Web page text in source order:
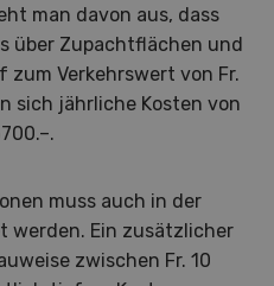
man davon aus, dass
über Zupachtflächen und
Verkehrswert von Fr.
sich jährliche Kosten von
muss auch in der
werden. Ein zusätzlicher
zwischen Fr. 10